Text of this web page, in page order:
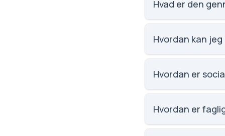
Hvad er den
Vi har ikke data
Hvordan kan
Email:
Vestrupvej 23,
Hvordan er
Social trivsel på
elevernes egne
Hvordan er
Faglig trivsel på